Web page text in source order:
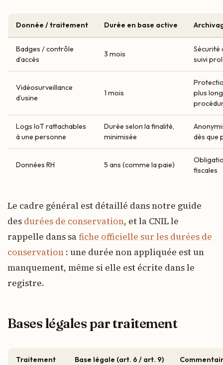
Donnée / traitement Durée en base active
Badges / contrôle
d’accès
3 mois
Sécurité
suivi
Vidéosurveillance
d’usine
1 mois
plus
Logs IoT rattachables
à une personne
Durée selon la finalité,
minimisée
dès que
Données RH 5 ans (comme la paie)
fiscales
Le cadre général est détaillé dans notre guide
des durées de conservation, et la CNIL le
rappelle dans safiche officielle sur les durées de
conservation : une durée non appliquée est un
manquement, même si elle est écrite dans le
registre.
Bases légales par traitement
Traitement Base légale (art. 6 / art. 9)